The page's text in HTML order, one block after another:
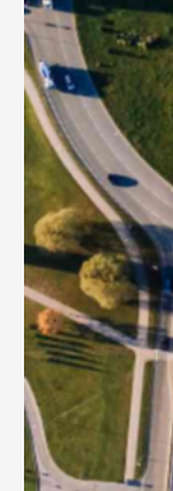
инструменты,
инвентарь.